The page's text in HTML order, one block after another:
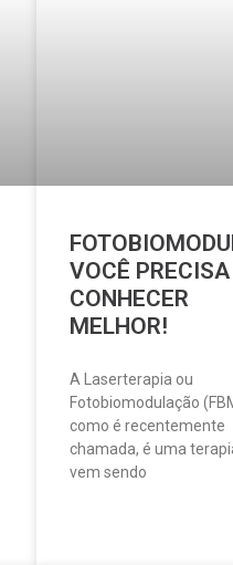
VOCÊ PRECISA
CONHECER
MELHOR!
A Laserterapia ou
Fotobiomodulação
como é recentemente
chamada, é uma
vem sendo